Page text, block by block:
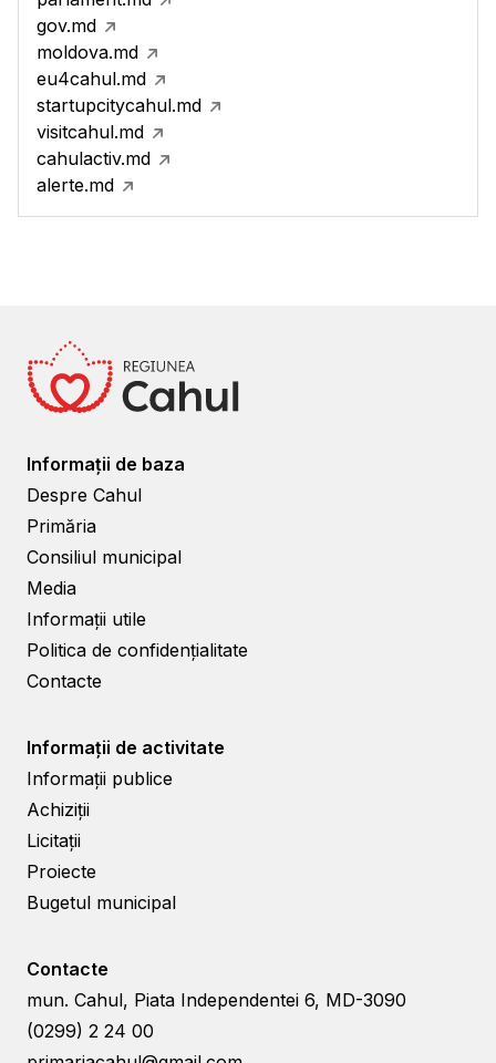
gov.md
moldova.md
eu4cahul.md
startupcitycahul.md
visitcahul.md
cahulactiv.md
alerte.md
Informații de baza
Despre Cahul
Primăria
Consiliul municipal
Media
Informații utile
Politica de confidențialitate
Contacte
Informații de activitate
Informații publice
Achiziții
Licitații
Proiecte
Bugetul municipal
Contacte
mun. Cahul, Piata Independentei 6, MD-3090
(0299) 2 24 00